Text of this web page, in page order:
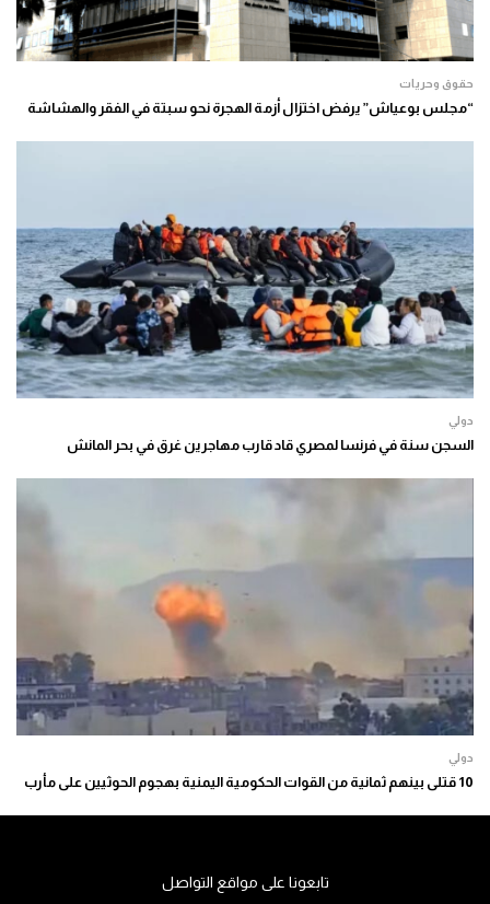
حقوق وحريات
“مجلس بوعياش” يرفض اختزال أزمة الهجرة نحو سبتة في الفقر والهشاشة
دولي
السجن سنة في فرنسا لمصري قاد قارب مهاجرين غرق في بحر المانش
دولي
10 قتلى بينهم ثمانية من القوات الحكومية اليمنية بهجوم الحوثيين على مأرب
تابعونا على مواقع التواصل